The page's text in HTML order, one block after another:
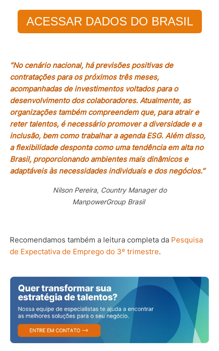
ACESSAR DADOS DO BRASIL
“No cenário nacional, há previsões positivas de
contratações para os próximos três meses,
acompanhadas de investimentos voltados para o
desenvolvimento dos colaboradores. Atualmente, as
organizações também compreendem que, para atrair e
reter talentos, é necessário promover a diversidade e a
inclusão, bem como trabalhar a agenda ESG. Além disso,
a flexibilidade desponta como uma tendência em alta no
Brasil, proporcionando ambientes mais dinâmicos e
adaptáveis às necessidades individuais e dos negócios.”
Nilson Pereira, Country Manager do
ManpowerGroup Brasil
Recomendamos também a leitura completa da Pesquisa
de Expectativa de Emprego do 3º trimestre.